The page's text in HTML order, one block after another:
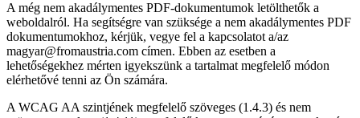
A még nem akadálymentes PDF-dokumentumok letölthetők a
weboldalról. Ha segítségre van szüksége a nem akadálymentes PDF
dokumentumokhoz, kérjük, vegye fel a kapcsolatot a/az
magyar@fromaustria.com címen. Ebben az esetben a
lehetőségekhez mérten igyekszünk a tartalmat megfelelő módon
elérhetővé tenni az Ön számára.
A WCAG AA szintjének megfelelő szöveges (1.4.3) és nem